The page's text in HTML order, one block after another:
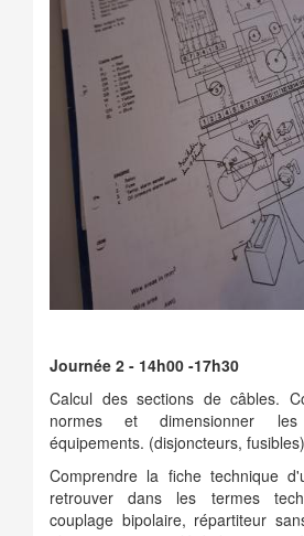
Journée 2 - 14h00 -17h30
Calcul des sections de câbles.
normes et dimensionner
équipements. (disjoncteurs, fusibles)
Comprendre la fiche technique
retrouver dans les termes
couplage bipolaire, répartiteur